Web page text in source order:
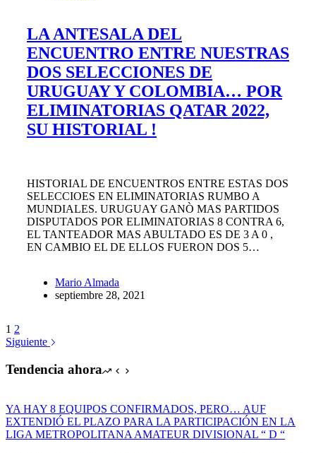
LA ANTESALA DEL
ENCUENTRO ENTRE NUESTRAS
DOS SELECCIONES DE
URUGUAY Y COLOMBIA… POR
ELIMINATORIAS QATAR 2022,
SU HISTORIAL !
HISTORIAL DE ENCUENTROS ENTRE ESTAS DOS
SELECCIOES EN ELIMINATORIAS RUMBO A
MUNDIALES. URUGUAY GANÒ MAS PARTIDOS
DISPUTADOS POR ELIMINATORIAS 8 CONTRA 6,
EL TANTEADOR MAS ABULTADO ES DE 3 A 0 ,
EN CAMBIO EL DE ELLOS FUERON DOS 5…
Mario Almada
septiembre 28, 2021
1 2
Siguiente
Tendencia ahora
YA HAY 8 EQUIPOS CONFIRMADOS, PERO… AUF
EXTENDIÓ EL PLAZO PARA LA PARTICIPACIÓN EN LA
LIGA METROPOLITANA AMATEUR DIVISIONAL “ D “